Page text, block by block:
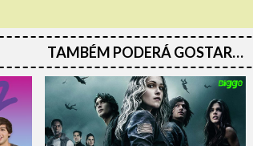
TAMBÉM PODERÁ GOSTAR…